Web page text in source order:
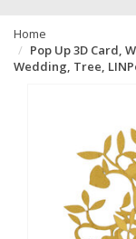
Home
Pop Up 3D Card,
Wedding, Tree,